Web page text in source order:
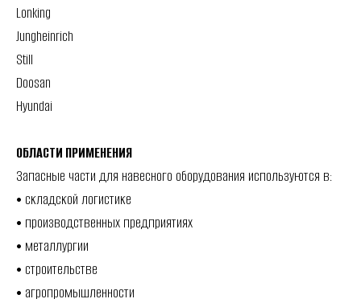
Lonking
Jungheinrich
Still
Doosan
Hyundai
ОБЛАСТИ ПРИМЕНЕНИЯ
Запасные части для навесного оборудования используются в:
• складской логистике
• производственных предприятиях
• металлургии
• строительстве
• агропромышленности